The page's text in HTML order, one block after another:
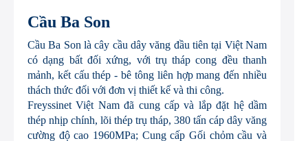
Cầu Ba Son
Cầu Ba Son là cây cầu dây văng đầu tiên tại Việt Nam
có dạng bất đối xứng, với trụ tháp cong đều thanh
mảnh, kết cấu thép - bê tông liên hợp mang đến nhiều
thách thức đối với đơn vị thiết kế và thi công.
Freyssinet Việt Nam đã cung cấp và lắp đặt hệ dầm
thép nhịp chính, lõi thép trụ tháp, 380 tấn cáp dây văng
cường độ cao 1960MPa; Cung cấp Gối chỏm cầu và